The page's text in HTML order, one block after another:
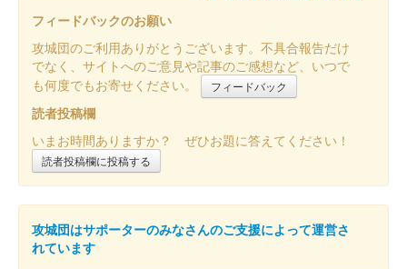
和歌山城 御城印 築城440年記念版
販売終了
「第四回大阪お城フェス2025」の和歌山城ブースで先行販売。
その後、8月11日から現地で販売。
和歌山城 御城印 令和七年夏限定
販売終了
フィードバックのお願い
攻城団のご利用ありがとうございます。不具合報告だけ
でなく、サイトへのご意見や記事のご感想など、いつで
も何度でもお寄せください。
フィードバック
読者投稿欄
いまお時間ありますか？ ぜひお題に答えてください！
読者投稿欄に投稿する
攻城団はサポーターのみなさんのご支援によって運営さ
れています